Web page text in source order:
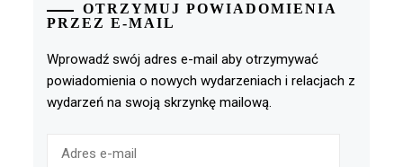
OTRZYMUJ POWIADOMIENIA
PRZEZ E-MAIL
Wprowadź swój adres e-mail aby otrzymywać
powiadomienia o nowych wydarzeniach i relacjach z
wydarzeń na swoją skrzynkę mailową.